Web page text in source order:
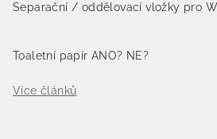
Separační / oddělovací vložky pro
Toaletní papír ANO? NE?
Více článků